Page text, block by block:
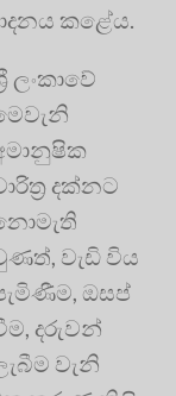
කළේය.
ලංකාවේ
දක්නට
වැඩි විය
ඔසප්
දරුවන්
වැනි